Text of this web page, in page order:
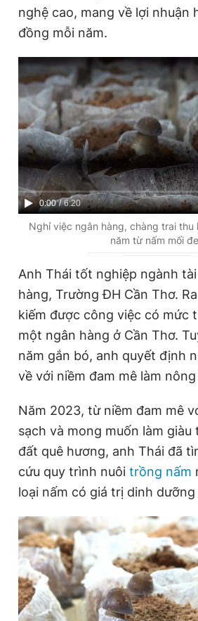
Đặt báo
Phó tổng biên tập thường trực: Hải Thành
Phó tổng biên tập: Lâm Hiếu Dũng
Phó tổng biên tập: Trần Việt Hưng
Tổng thư ký tòa soạn: Đức Trung
Giấy phép xuất bản số 110/GP - BTTTT
© 2003-2026 Bản quyền thuộc về Báo
chép dưới mọi hình thức nếu không có
bản. Phát triển bởi ePi Technologies, JSC.
nghệ cao, mang về lợi nhuận
đồng mỗi năm.
C
u
t
i
e
0:00 / D
u
o
6:20
Nghỉ việc ngân hàng, chàng trai thu
năm từ nấm mối
Anh Thái tốt nghiệp ngành
hàng, Trường ĐH Cần Thơ.
kiếm được công việc có mức
một ngân hàng ở Cần Thơ.
năm gắn bó, anh quyết định
về với niềm đam mê làm
Năm 2023, từ niềm đam mê
sạch và mong muốn làm
đất quê hương, anh Thái đã
cứu quy trình nuôi trồng nấm
loại nấm có giá trị dinh